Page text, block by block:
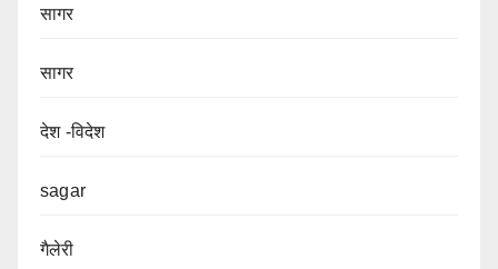
सागर
सागर
देश -विदेश
sagar
गैलेरी